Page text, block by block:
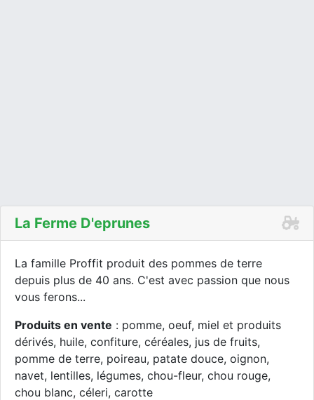
La Ferme D'eprunes
La famille Proffit produit des pommes de terre
depuis plus de 40 ans. C'est avec passion que nous
vous ferons...
Produits en vente : pomme, oeuf, miel et produits
dérivés, huile, confiture, céréales, jus de fruits,
pomme de terre, poireau, patate douce, oignon,
navet, lentilles, légumes, chou-fleur, chou rouge,
chou blanc, céleri, carotte